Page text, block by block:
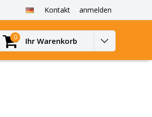
Kontakt anmelden
0 Ihr Warenkorb